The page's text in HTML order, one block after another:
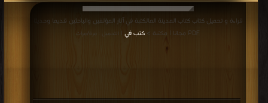
قراءة و تحميل كتاب كتاب المدينة المالكتبة في آثار المؤلفين والباحثين قديما وحديثا
PDF مجانا | مكتبة >
كتب في | التحميل : مرة/مرات